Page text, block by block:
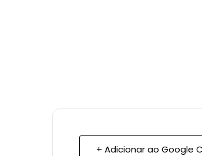
+ Adicionar ao Google